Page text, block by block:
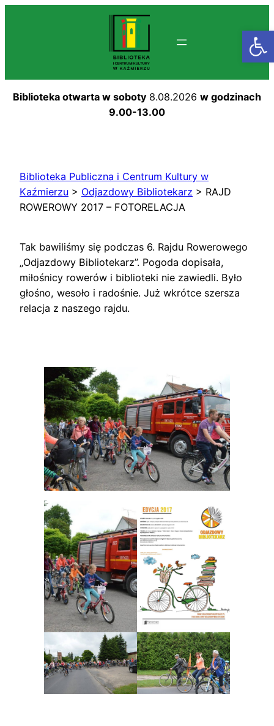
Biblioteka otwarta w soboty 8.08.2026 w godzinach
9.00-13.00
Biblioteka Publiczna i Centrum Kultury w
Kaźmierzu > Odjazdowy Bibliotekarz > RAJD
ROWEROWY 2017 – FOTORELACJA
Tak bawiliśmy się podczas 6. Rajdu Rowerowego
„Odjazdowy Bibliotekarz”. Pogoda dopisała,
miłośnicy rowerów i biblioteki nie zawiedli. Było
głośno, wesoło i radośnie. Już wkrótce szersza
relacja z naszego rajdu.